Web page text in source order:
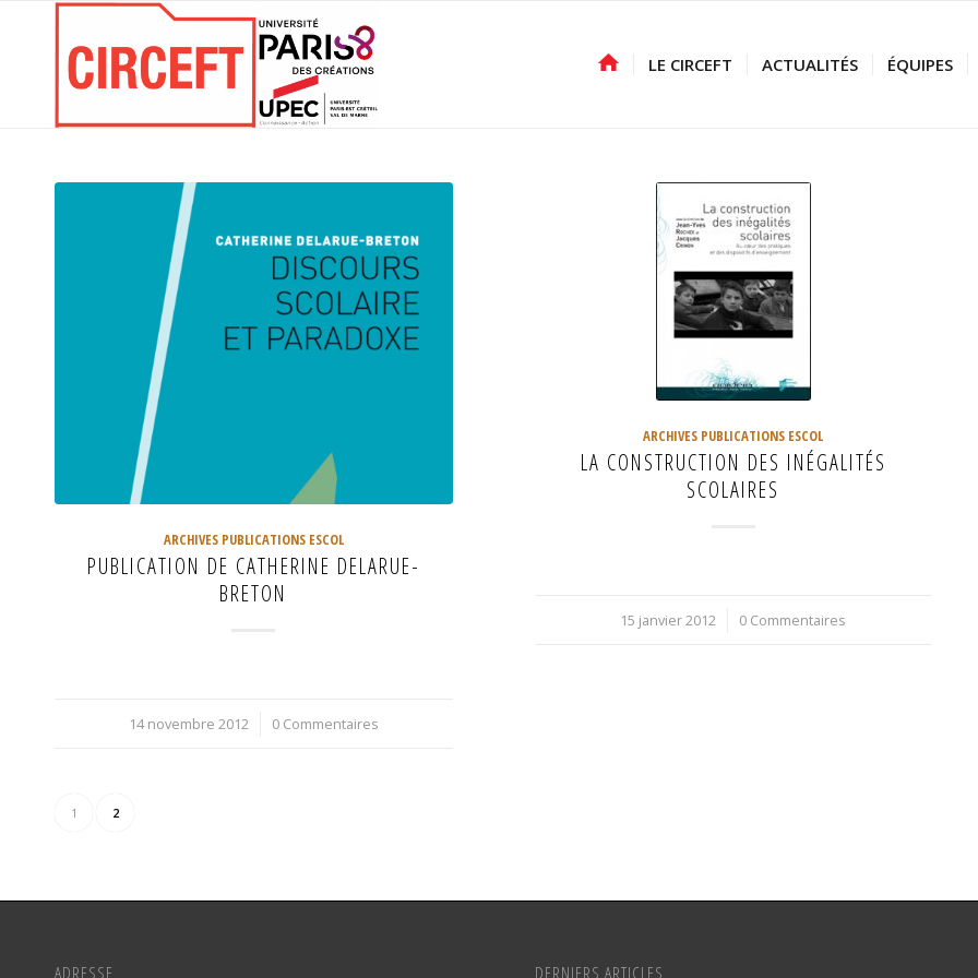
LE CIRCEFT ACTUALITÉS ÉQUIPES
ARCHIVES PUBLICATIONS ESCOL
PUBLICATION DE CATHERINE DELARUE-
BRETON
14 novembre 2012
/ 0 Commentaires
ARCHIVES PUBLICATIONS ESCOL
LA CONSTRUCTION DES INÉGALITÉS
SCOLAIRES
15 janvier 2012
/ 0 Commentaires
1 2
ADRESSE DERNIERS ARTICLES